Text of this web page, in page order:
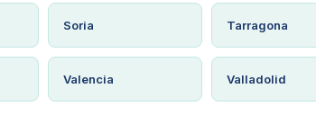
Soria Tarragona
Valencia Valladolid